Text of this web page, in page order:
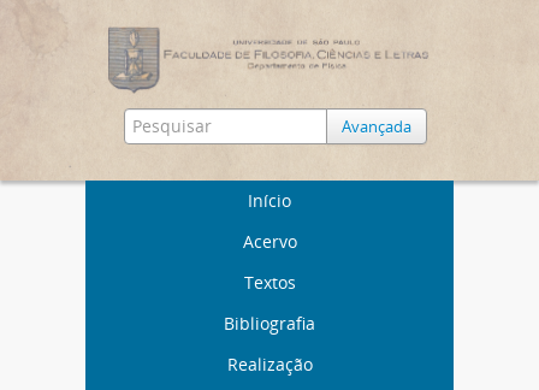
Avançada
Início
Acervo
Textos
Bibliografia
Realização